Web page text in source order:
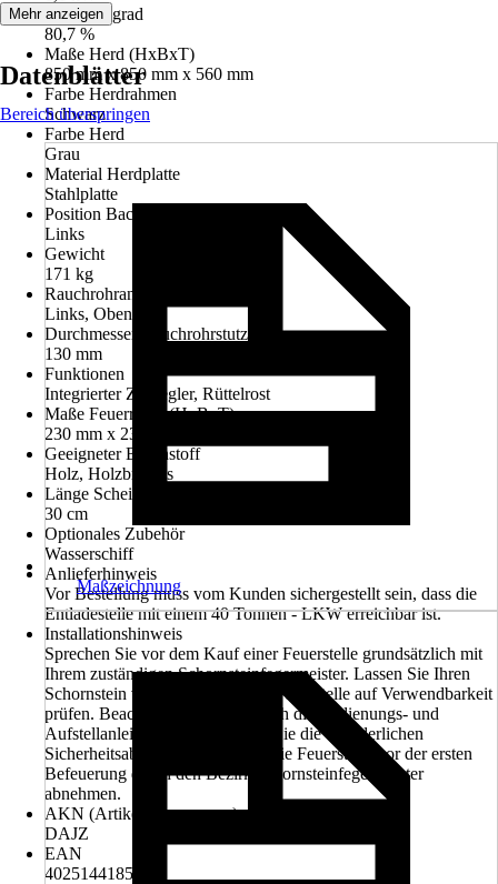
Wirkungsgrad
80,7 %
Maße Herd (HxBxT)
850 mm x 850 mm x 560 mm
Farbe Herdrahmen
Schwarz
Farbe Herd
Grau
Material Herdplatte
Stahlplatte
Position Backraum
Links
Gewicht
171 kg
Rauchrohranschluss
Links, Oben
Durchmesser Rauchrohrstutzen
130 mm
Funktionen
Integrierter Zugregler, Rüttelrost
Maße Feuerraum (HxBxT)
230 mm x 230 mm x 430 mm
Geeigneter Brennstoff
Holz, Holzbriketts
Länge Scheitholz
30 cm
Optionales Zubehör
Wasserschiff
Anlieferhinweis
Vor Bestellung muss vom Kunden sichergestellt sein, dass die
Entladestelle mit einem 40 Tonnen - LKW erreichbar ist.
Installationshinweis
Sprechen Sie vor dem Kauf einer Feuerstelle grundsätzlich mit
Ihrem zuständigen Schornsteinfegermeister. Lassen Sie Ihren
Schornstein vor dem Einbau der Feuerstelle auf Verwendbarkeit
prüfen. Beachten Sie grundsätzlich die Bedienungs- und
Aufstellanleitungen und wahren Sie die erforderlichen
Sicherheitsabstände. Lassen Sie die Feuerstelle vor der ersten
Befeuerung durch den Bezirksschornsteinfegermeister
abnehmen.
AKN (Artikelkurznummer)
DAJZ
EAN
4025144185938
Mehr anzeigen
Datenblätter
Bereich überspringen
Maßzeichnung